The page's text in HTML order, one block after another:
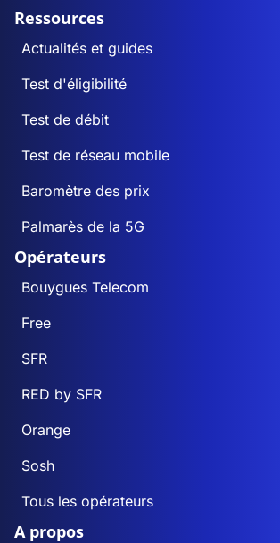
Ressources
Actualités et guides
Test d'éligibilité
Test de débit
Test de réseau mobile
Baromètre des prix
Palmarès de la 5G
Opérateurs
Bouygues Telecom
Free
SFR
RED by SFR
Orange
Sosh
Tous les opérateurs
A propos